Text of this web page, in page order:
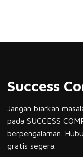
Success
Jangan biarkan
pada SUCCESS
berpengalaman.
gratis segera.